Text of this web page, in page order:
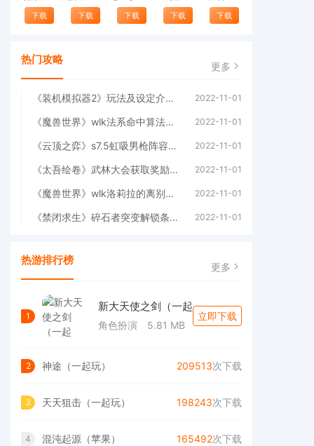
下载 下载 下载 下载 下载
热门攻略 更多
《装机模拟器2》玩法及设定介绍(装机模拟器2缺少的电缆bug) 2022-11-01
《魔兽世界》wlk法系命中算法介绍(魔兽世界wlk是什么意思) 2022-11-01
《云顶之弈》s7.5虹吸男枪阵容玩法攻略(云顶之弈s7.5护卫ez) 2022-11-01
《太吾绘卷》武林大会获取奖励条件(太吾绘卷武林盟主有什么用) 2022-11-01
《魔兽世界》wlk洛莉拉的离别赠礼任务攻略(魔兽世界wlk肩部附魔) 2022-11-01
《禁闭求生》碎石者突变解锁条件(禁闭求生碎石炮台怎么解锁) 2022-11-01
热游排行榜 更多
1
新大天使之剑（一起
角色扮演 5.81 MB
立即下载
2 神途（一起玩） 209513次下载
3 天天狙击（一起玩） 198243次下载
4 混沌起源（苹果） 165492次下载